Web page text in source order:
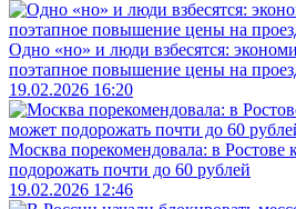
Одно «но» и люди взбесятся:
поэтапное повышение цены на
19.02.2026 16:20
Москва порекомендовала: в Ростове
подорожать почти до 60 рублей
19.02.2026 12:46